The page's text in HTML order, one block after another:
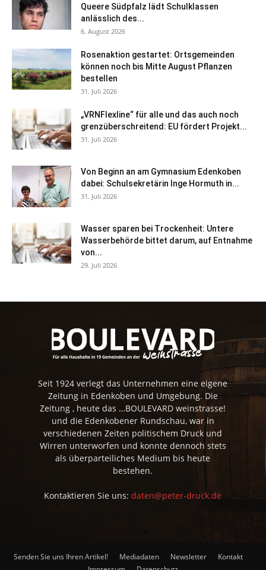
Queere Südpfalz lädt Schulklassen
anlässlich des...
6. August 2026
Rosenaktion gestartet: Ortsgemeinden
können noch bis Mitte August Pflanzen
bestellen
31. Juli 2026
„VRNFlexline“ für alle und das auch noch
grenzüberschreitend: EU fördert Projekt...
31. Juli 2026
Von Beginn an am Gymnasium Edenkoben
dabei: Schulsekretärin Inge Hormuth in...
31. Juli 2026
Wasser sparen bei Trockenheit: Untere
Wasserbehörde bittet darum, auf Entnahme
von...
29. Juli 2026
Seit 1924 verlegt das Unternehmen eine eigene
Zeitung in Edenkoben und Umgebung. Die
Zeitung , heute das …BOULEVARD weinstrasse!
und die Edenkobener Rundschau, war in
verschiedenen Zeiten politischem Druck und
Wirren unterworfen und konnte dennoch stets
als überparteiliches Medium bis heute
bestehen.
Kontaktieren Sie uns:daten@peter-druck.de
Senden Sie uns Ihren Artikel! Mediadaten Newsletter
Kontakt